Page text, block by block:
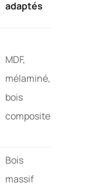
adaptés
MDF,
mélaminé,
bois
composite
Bois
massif